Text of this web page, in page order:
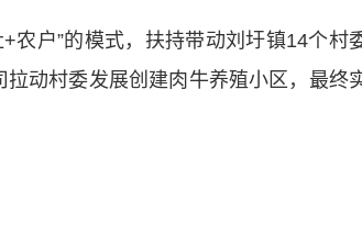
户”的模式，扶持带动刘圩镇14个村
动村委发展创建肉牛养殖小区，最终